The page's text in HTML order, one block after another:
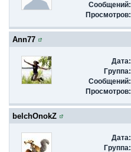
Сообщений:
Просмотров:
Ann77
Дата:
Группа:
Сообщений:
Просмотров:
belchOnokZ
Дата:
Группа: